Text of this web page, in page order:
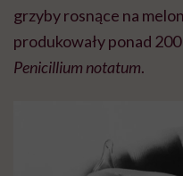
grzyby rosnące na
produkowały ponad
Penicillium notatum.